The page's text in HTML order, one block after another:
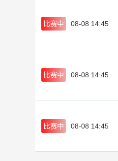
比赛中 08-08 14:45
比赛中 08-08 14:45
比赛中 08-08 14:45